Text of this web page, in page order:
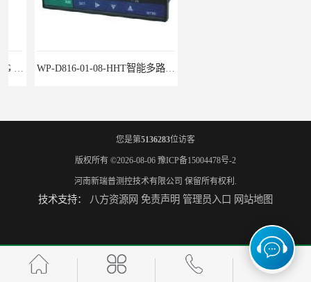
WP-D816-01-08-HHT智能多路巡检仪
铜液氨冷器配套用UYB-8003物位变送器 葡萄糖制药业灌装机用UYB-8002液位变送器
您是第5136283位访客
版权所有 ©2026-08-06 豫ICP备15004478号-2
河南新瑞普测控技术有限公司 保留所有权利.
技术支持： 八方资源网 免责声明 管理员入口 网站地图